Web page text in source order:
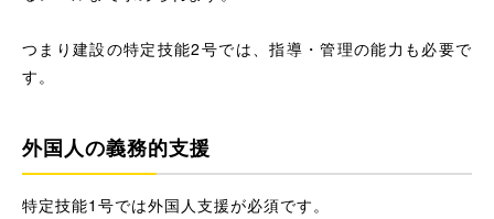
つまり建設の特定技能2号では、指導・管理の能力も必要で
す。
外国人の義務的支援
特定技能1号では外国人支援が必須です。